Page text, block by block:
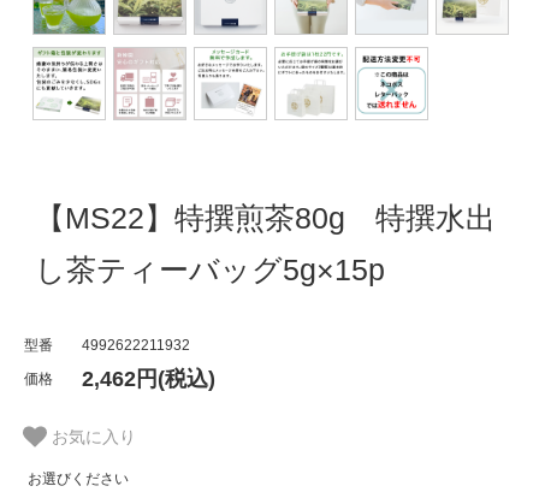
【MS22】特撰煎茶80g 特撰水出
し茶ティーバッグ5g×15p
型番
4992622211932
価格
2,462円(税込)
お気に入り
お選びください